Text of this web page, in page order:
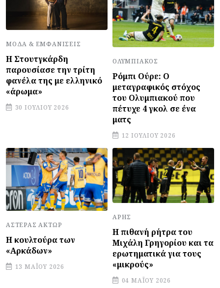
ΜΌΔΑ & ΕΜΦΑΝΊΣΕΙΣ
Η Στουτγκάρδη
παρουσίασε την τρίτη
φανέλα της με ελληνικό
«άρωμα»
30 ΙΟΥΛΊΟΥ 2026
ΟΛΥΜΠΙΑΚΌΣ
Ρόμπι Ούρε: Ο
μεταγραφικός στόχος
του Ολυμπιακού που
πέτυχε 4 γκολ σε ένα
ματς
12 ΙΟΥΛΊΟΥ 2026
ΑΣΤΈΡΑΣ ΆΚΤΩΡ
Η κουλτούρα των
«Αρκάδων»
13 ΜΑΪ́ΟΥ 2026
ΆΡΗΣ
Η πιθανή ρήτρα του
Μιχάλη Γρηγορίου και τα
ερωτηματικά για τους
«μικρούς»
04 ΜΑΪ́ΟΥ 2026